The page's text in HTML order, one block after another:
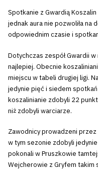
Spotkanie z Gwardią
jednak aura nie pozwoliła
odpowiednim czasie i
Dotychczas zespół Gwardii
najlepiej. Obecnie
miejscu w tabeli drugiej ligi.
jedynie pięć i siedem
koszalinianie zdobyli 22
niż zdobyli warciarze.
Zawodnicy prowadzeni
w tym sezonie zdobyli
pokonali w Pruszkowie
Wejcherowie z Gryfem takim